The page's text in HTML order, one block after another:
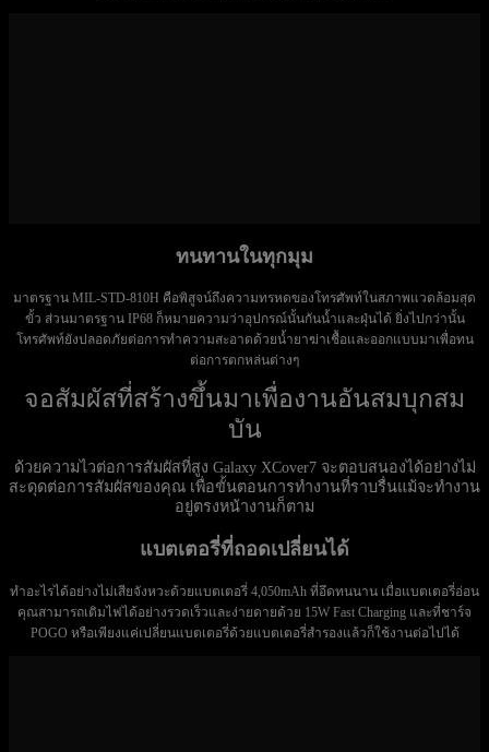
ทนทานในทุกมุม
มาตรฐาน MIL-STD-810H คือพิสูจน์ถึงความทรหดของโทรศัพท์ในสภาพแวดล้อมสุด
ขั้ว ส่วนมาตรฐาน IP68 ก็หมายความว่าอุปกรณ์นั้นกันน้ำและฝุ่นได้ ยิ่งไปกว่านั้น
โทรศัพท์ยังปลอดภัยต่อการทำความสะอาดด้วยน้ำยาฆ่าเชื้อและออกแบบมาเพื่อทน
ต่อการตกหล่นต่างๆ
จอสัมผัสที่สร้างขึ้นมาเพื่องานอันสมบุกสม
บัน
ด้วยความไวต่อการสัมผัสที่สูง Galaxy XCover7 จะตอบสนองได้อย่างไม่
สะดุดต่อการสัมผัสของคุณ เพื่อขั้นตอนการทำงานที่ราบรื่นแม้จะทำงาน
อยู่ตรงหน้างานก็ตาม
แบตเตอรี่ที่ถอดเปลี่ยนได้
ทำอะไรได้อย่างไม่เสียจังหวะด้วยแบตเตอรี่ 4,050mAh ที่อึดทนนาน เมื่อแบตเตอรี่อ่อน
คุณสามารถเติมไฟได้อย่างรวดเร็วและง่ายดายด้วย 15W Fast Charging และที่ชาร์จ
POGO หรือเพียงแค่เปลี่ยนแบตเตอรี่ด้วยแบตเตอรี่สำรองแล้วก็ใช้งานต่อไปได้